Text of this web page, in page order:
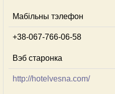
Мабільны тэлефон
+38-067-766-06-58
Вэб старонка
http://hotelvesna.com/